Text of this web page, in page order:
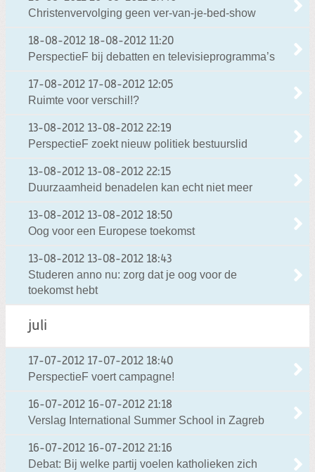
Christenvervolging geen ver-van-je-bed-show
18-08-2012 18-08-2012 11:20
PerspectieF bij debatten en televisieprogramma’s
17-08-2012 17-08-2012 12:05
Ruimte voor verschil!?
13-08-2012 13-08-2012 22:19
PerspectieF zoekt nieuw politiek bestuurslid
13-08-2012 13-08-2012 22:15
Duurzaamheid benadelen kan echt niet meer
13-08-2012 13-08-2012 18:50
Oog voor een Europese toekomst
13-08-2012 13-08-2012 18:43
Studeren anno nu: zorg dat je oog voor de
toekomst hebt
juli
17-07-2012 17-07-2012 18:40
PerspectieF voert campagne!
16-07-2012 16-07-2012 21:18
Verslag International Summer School in Zagreb
16-07-2012 16-07-2012 21:16
Debat: Bij welke partij voelen katholieken zich